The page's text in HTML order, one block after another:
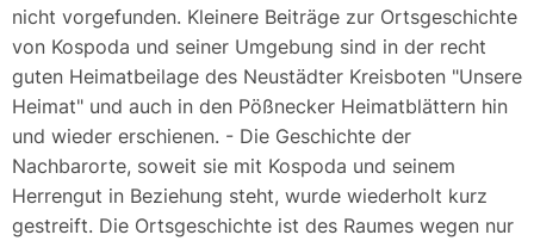
nicht vorgefunden. Kleinere Beiträge zur Ortsgeschichte
von Kospoda und seiner Umgebung sind in der recht
guten Heimatbeilage des Neustädter Kreisboten "Unsere
Heimat" und auch in den Pößnecker Heimatblättern hin
und wieder erschienen. - Die Geschichte der
Nachbarorte, soweit sie mit Kospoda und seinem
Herrengut in Beziehung steht, wurde wiederholt kurz
gestreift. Die Ortsgeschichte ist des Raumes wegen nur